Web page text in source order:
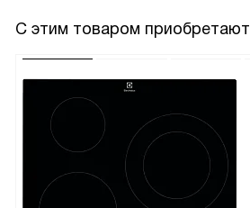
С этим товаром приобретают